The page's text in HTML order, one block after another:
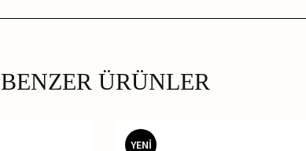
BENZER ÜRÜNLER
YENİ